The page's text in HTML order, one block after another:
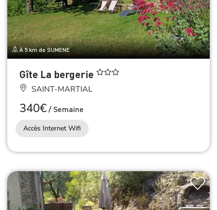
À 5 km de SUMENE
Gîte La bergerie
SAINT-MARTIAL
340€/Semaine
Accès Internet Wifi